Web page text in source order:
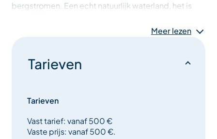
bergstromen. Een echt natuurlijk waterland, het is
van de zomer. Op het programma staan sprongen,
omgeving en onder begeleiding van een gids die
Meer lezen
Tarieven
Tarieven
Vast tarief: vanaf 500 €
Vaste prijs: vanaf 500 €.